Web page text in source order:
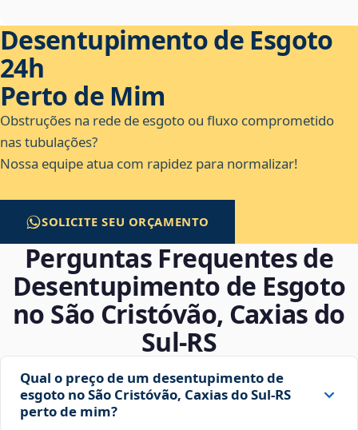
Desentupimento de Esgoto
24h
Perto de Mim
Obstruções na rede de esgoto ou fluxo comprometido
nas tubulações?
Nossa equipe atua com rapidez para normalizar!
SOLICITE SEU ORÇAMENTO
Perguntas Frequentes de
Desentupimento de Esgoto
no São Cristóvão, Caxias do
Sul‑RS
Qual o preço de um desentupimento de
esgoto no São Cristóvão, Caxias do Sul‑RS
perto de mim?